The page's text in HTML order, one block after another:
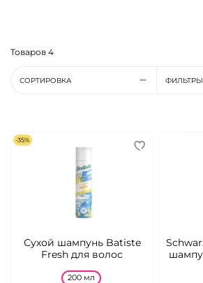
Товаров 4
СОРТИРОВКА ФИЛЬТРЫ
-35%
Сухой шампунь Batiste
Fresh для волос
200 мл